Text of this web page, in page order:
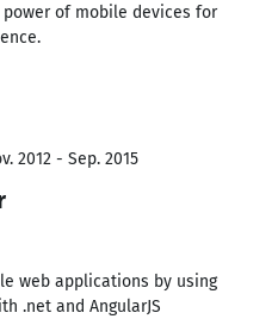
of mobile devices for
2012 - Sep. 2015
web applications by using
.net and AngularJS